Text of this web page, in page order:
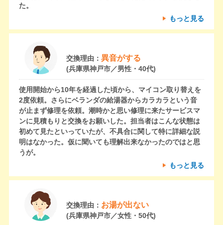
た。
もっと見る
交換理由： 異音がする
(兵庫県神戸市／男性・40代)
使用開始から10年を経過した頃から、マイコン取り替えを
2度依頼。さらにベランダの給湯器からカラカラという音
が止まず修理を依頼。潮時かと思い修理に来たサービスマ
ンに見積もりと交換をお願いした。担当者はこんな状態は
初めて見たといっていたが、不具合に関して特に詳細な説
明はなかった。仮に聞いても理解出来なかったのではと思
うが。
もっと見る
交換理由： お湯が出ない
(兵庫県神戸市／女性・50代)